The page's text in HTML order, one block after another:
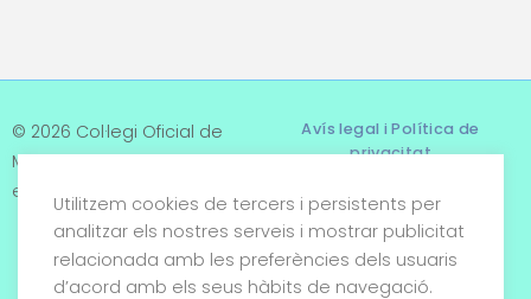
© 2026 Col·legi Oficial de
Metges de Tarragona. Tots
els drets reservats
Avís legal i Política de
privacitat
Termes i condicions
Política de cookies
Utilitzem cookies de tercers i persistents per
analitzar els nostres serveis i mostrar publicitat
relacionada amb les preferències dels usuaris
d’acord amb els seus hàbits de navegació.